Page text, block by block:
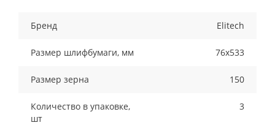
Бренд Elitech
Размер шлифбумаги, мм 76х533
Размер зерна 150
Количество в упаковке,
шт
3